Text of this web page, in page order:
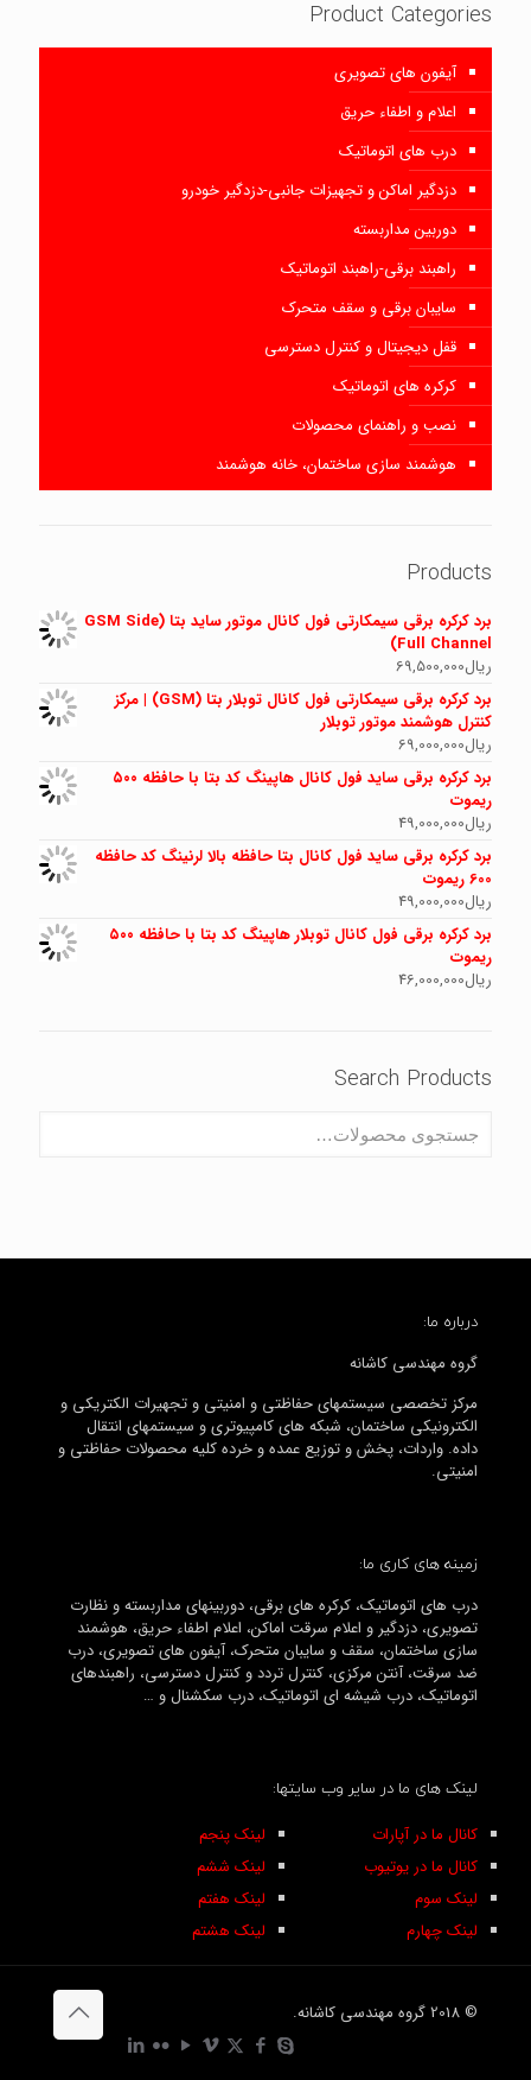
Product Categories
آیفون های تصویری
اعلام و اطفاء حریق
درب های اتوماتیک
دزدگیر اماکن و تجهیزات جانبی-دزدگیر خودرو
دوربین مداربسته
راهبند برقی-راهبند اتوماتیک
سایبان برقی و سقف متحرک
قفل دیجیتال و کنترل دسترسی
کرکره های اتوماتیک
نصب و راهنمای محصولات
هوشمند سازی ساختمان، خانه هوشمند
Products
برد کرکره برقی سیمکارتی فول کانال موتور ساید بتا (GSM Side
Full Channel)
ریال69,500,000
برد کرکره برقی سیمکارتی فول کانال توبلار بتا (GSM) | مرکز
کنترل هوشمند موتور توبلار
ریال69,000,000
برد کرکره برقی ساید فول کانال هاپینگ کد بتا با حافظه ۵۰۰
ریموت
ریال49,000,000
برد کرکره برقی ساید فول کانال بتا حافظه بالا لرنینگ کد حافظه
600 ریموت
ریال49,000,000
برد کرکره برقی فول کانال توبلار هاپینگ کد بتا با حافظه ۵۰۰
ریموت
ریال46,000,000
Search Products
درباره ما:
گروه مهندسی کاشانه
مرکز تخصصی سیستمهای حفاظتی و امنیتی و تجهیرات الکتریکی و
الکترونیکی ساختمان، شبکه های کامپیوتری و سیستمهای انتقال
داده. واردات، پخش و توزیع عمده و خرده کلیه محصولات حفاظتی و
امنیتی.
زمینه های کاری ما:
درب های اتوماتیک، کرکره های برقی، دوربینهای مداربسته و نظارت
تصویری، دزدگیر و اعلام سرقت اماکن، اعلام اطفاء حریق، هوشمند
سازی ساختمان، سقف و سایبان متحرک، آیفون های تصویری، درب
ضد سرقت، آنتن مرکزی، کنترل تردد و کنترل دسترسی، راهبندهای
اتوماتیک، درب شیشه ای اتوماتیک، درب سکشنال و …
لینک های ما در سایر وب سایتها:
لینک پنجم
لینک ششم
لینک هفتم
لینک هشتم
کانال ما در آپارات
کانال ما در یوتیوب
لینک سوم
لینک چهارم
© 2018 گروه مهندسی کاشانه.